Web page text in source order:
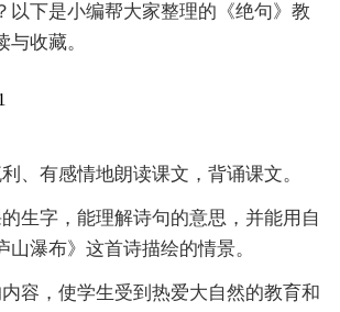
以下是小编帮大家整理的《绝句》教
收藏。
、有感情地朗读课文，背诵课文。
生字，能理解诗句的意思，并能用自
山瀑布》这首诗描绘的情景。
容，使学生受到热爱大自然的教育和